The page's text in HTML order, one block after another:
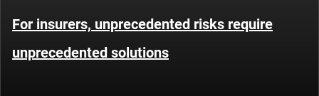
For insurers, unprecedented risks require
unprecedented solutions